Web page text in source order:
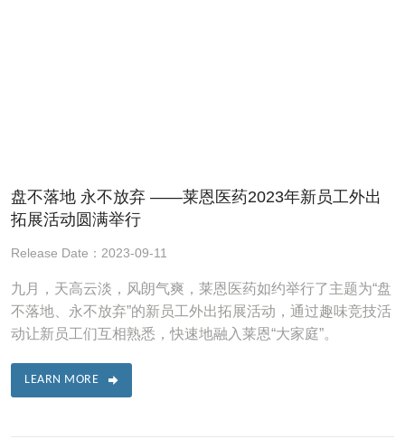
盘不落地 永不放弃 ——莱恩医药2023年新员工外出
拓展活动圆满举行
Release Date：2023-09-11
九月，天高云淡，风朗气爽，莱恩医药如约举行了主题为“盘
不落地、永不放弃”的新员工外出拓展活动，通过趣味竞技活
动让新员工们互相熟悉，快速地融入莱恩“大家庭”。
LEARN MORE